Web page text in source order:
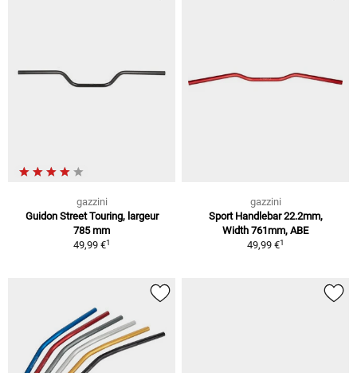
gazzini
Guidon Street Touring, largeur
785 mm
49,99 €1
gazzini
Sport Handlebar 22.2mm,
Width 761mm, ABE
49,99 €1